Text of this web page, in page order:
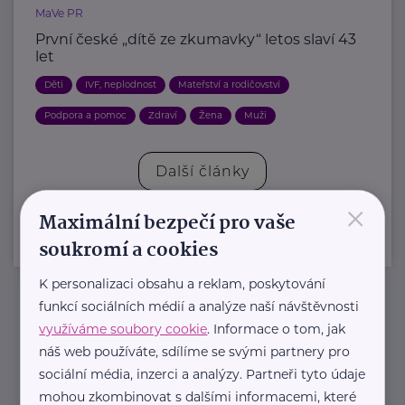
MaVe PR
První české „dítě ze zkumavky“ letos slaví 43
let
Děti IVF, neplodnost Mateřství a rodičovství
Podpora a pomoc Zdraví Žena Muži
Další články
Newsletter
Pravidelný přísun novinek, inspirace na každý den,
×
Maximální bezpečí pro vaše
soukromí a cookies
K personalizaci obsahu a reklam, poskytování
funkcí sociálních médií a analýze naší návštěvnosti
využíváme soubory cookie. Informace o tom, jak
náš web používáte, sdílíme se svými partnery pro
sociální média, inzerci a analýzy. Partneři tyto údaje
mohou zkombinovat s dalšími informacemi, které